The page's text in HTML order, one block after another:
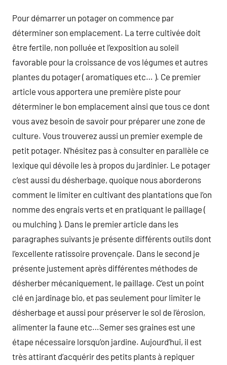
Pour démarrer un potager on commence par
déterminer son emplacement. La terre cultivée doit
être fertile, non polluée et l’exposition au soleil
favorable pour la croissance de vos légumes et autres
plantes du potager ( aromatiques etc… ). Ce premier
article vous apportera une première piste pour
déterminer le bon emplacement ainsi que tous ce dont
vous avez besoin de savoir pour préparer une zone de
culture. Vous trouverez aussi un premier exemple de
petit potager. N’hésitez pas à consulter en parallèle ce
lexique qui dévoile les à propos du jardinier. Le potager
c’est aussi du désherbage, quoique nous aborderons
comment le limiter en cultivant des plantations que l’on
nomme des engrais verts et en pratiquant le paillage (
ou mulching ). Dans le premier article dans les
paragraphes suivants je présente différents outils dont
l’excellente ratissoire provençale. Dans le second je
présente justement après différentes méthodes de
désherber mécaniquement, le paillage. C’est un point
clé en jardinage bio, et pas seulement pour limiter le
désherbage et aussi pour préserver le sol de l’érosion,
alimenter la faune etc…Semer ses graines est une
étape nécessaire lorsqu’on jardine. Aujourd’hui, il est
très attirant d’acquérir des petits plants à repiquer